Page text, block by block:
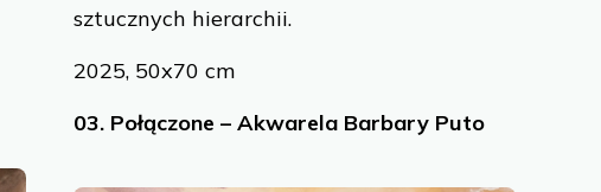
sztucznych hierarchii.
2025, 50x70 cm
03. Połączone – Akwarela Barbary Puto
Allow All